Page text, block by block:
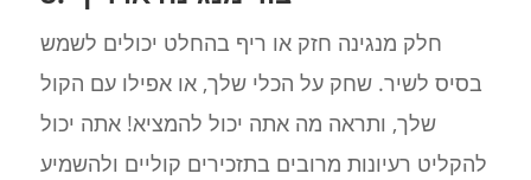
חלק מנגינה חזק או ריף בהחלט יכולים לשמש
בסיס לשיר. שחק על הכלי שלך, או אפילו עם הקול
שלך, ותראה מה אתה יכול להמציא! אתה יכול
להקליט רעיונות מרובים בתזכירים קוליים ולהשמיע